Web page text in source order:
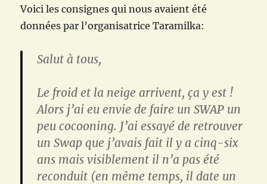
Voici les consignes qui nous avaient été
données par l’organisatrice Taramilka:
Salut à tous,
Le froid et la neige arrivent, ça y est !
Alors j’ai eu envie de faire un SWAP un
peu cocooning. J’ai essayé de retrouver
un Swap que j’avais fait il y a cinq-six
ans mais visiblement il n’a pas été
reconduit (en même temps, il date un